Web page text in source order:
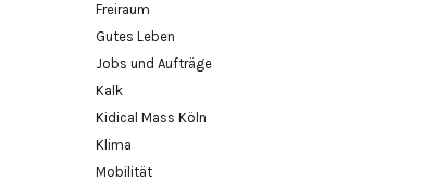
Freiraum
Gutes Leben
Jobs und Aufträge
Kalk
Kidical Mass Köln
Klima
Mobilität